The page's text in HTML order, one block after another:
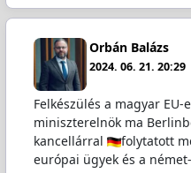
Orbán Balázs
2024. 06. 21. 20:29
Felkészülés a magyar EU-
miniszterelnök ma
kancellárral
folytatott
európai ügyek és a